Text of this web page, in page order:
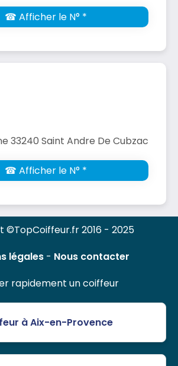
☎ Afficher le N° *
33240 Saint Andre De Cubzac
☎ Afficher le N° *
©TopCoiffeur.fr 2016 - 2025
légales- Nous contacter
rapidement un coiffeur
à Aix-en-Provence